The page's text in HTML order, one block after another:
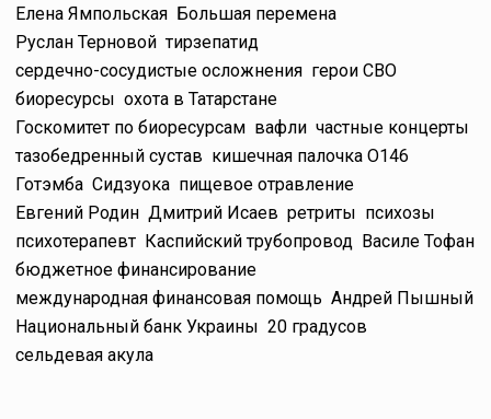
Елена Ямпольская Большая перемена
Руслан Терновой тирзепатид
сердечно-сосудистые осложнения герои СВО
биоресурсы охота в Татарстане
Госкомитет по биоресурсам вафли частные концерты
тазобедренный сустав кишечная палочка O146
Готэмба Сидзуока пищевое отравление
Евгений Родин Дмитрий Исаев ретриты психозы
психотерапевт Каспийский трубопровод Василе Тофан
бюджетное финансирование
международная финансовая помощь Андрей Пышный
Национальный банк Украины 20 градусов
сельдевая акула